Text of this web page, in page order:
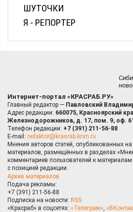
ШУТОЧКИ
Я - РЕПОРТЕР
Интернет-портал «КРАСРАБ.РУ»
Главный редактор — Павловский
Адрес редакции: 660075, Красноярский
Железнодорожников, д. 17, пом. 9, оф.
Телефон редакции: +7 (391) 211-56-88
E-mail: redaktor@krasrab.krsn.ru
Мнения авторов статей, опубликованных на
материалов, размещённых в разделах
комментариев пользователей к
с позицией редакции.
Архив материалов
Подача рекламы:
+7 (391) 211-56-88
Подписка на новости: RSS
«Красраб» в соцсетях: «Телеграм»